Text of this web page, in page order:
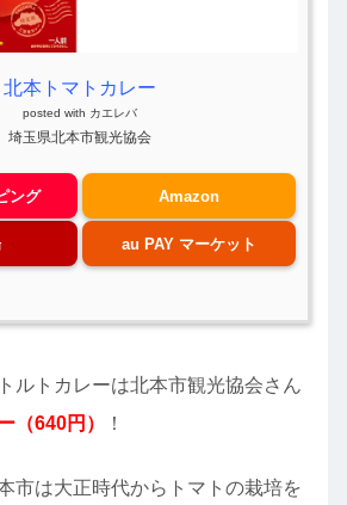
北本トマトカレー
posted with カエレバ
埼玉県北本市観光協会
ング Amazon
au PAY マーケット
ルトカレーは北本市観光協会さん
（640円） ！
市は大正時代からトマトの栽培を